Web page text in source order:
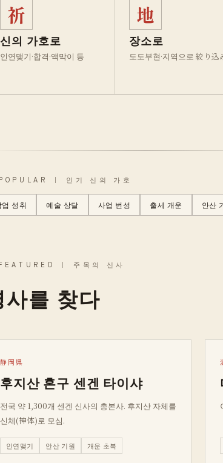
祈
신의 가호로
인연맺기·합격·액막이 등
地
장소로
도도부현·지역으로 絞り込
｜ 인기 신의 가호
업 성취 예술 상달 사업 번성 출세 개운 안산
｜ 주목의 신사
사를 찾다
静岡県
후지산 혼구 센겐 타이샤
전국 약 1,300개 센겐 신사의 총본사. 후지산 자체를
신체(神体)로 모심.
인연맺기 안산 기원 개운 초복